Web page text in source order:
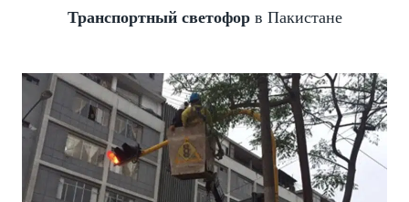
Транспортный светофорв Пакистане